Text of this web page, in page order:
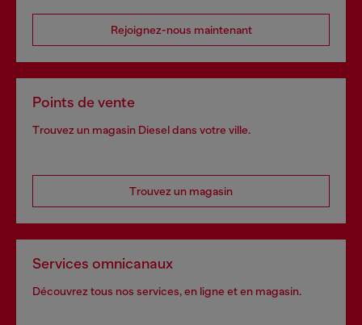
Rejoignez-nous maintenant
Points de vente
Trouvez un magasin Diesel dans votre ville.
Trouvez un magasin
Services omnicanaux
Découvrez tous nos services, en ligne et en magasin.